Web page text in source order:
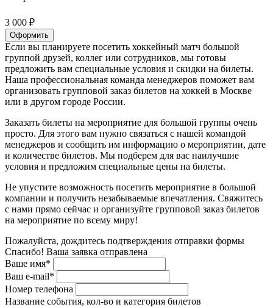
3 000 ₽
Оформить
Если вы планируете посетить хоккейный матч большой
группой друзей, коллег или сотрудников, мы готовы
предложить вам специальные условия и скидки на билеты.
Наша профессиональная команда менеджеров поможет вам
организовать групповой заказ билетов на хоккей в Москве
или в другом городе России.
Заказать билеты на мероприятие для большой группы очень
просто. Для этого вам нужно связаться с нашей командой
менеджеров и сообщить им информацию о мероприятии, дате
и количестве билетов. Мы подберем для вас наилучшие
условия и предложим специальные цены на билеты.
Не упустите возможность посетить мероприятие в большой
компании и получить незабываемые впечатления. Свяжитесь
с нами прямо сейчас и организуйте групповой заказ билетов
на мероприятие по всему миру!
Пожалуйста, дождитесь подтверждения отправки формы
Спасибо! Ваша заявка отправлена
Ваше имя*
Ваш e-mail*
Номер телефона
Название события, кол-во и категория билетов